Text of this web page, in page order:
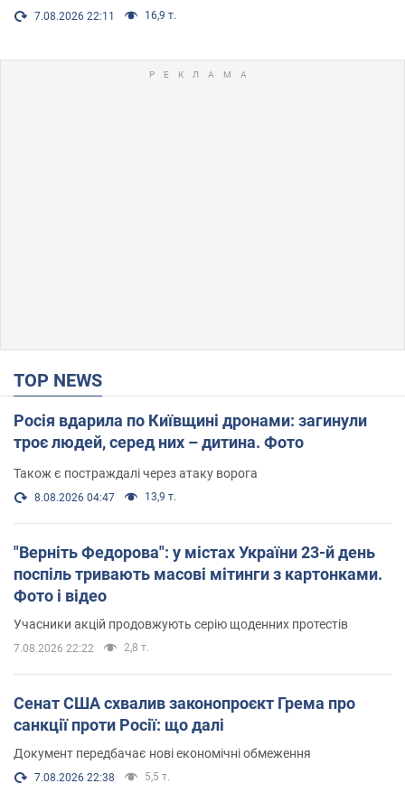
7.08.2026 22:11 16,9 т.
TOP NEWS
Росія вдарила по Київщині дронами: загинули
троє людей, серед них – дитина. Фото
Також є постраждалі через атаку ворога
8.08.2026 04:47 13,9 т.
"Верніть Федорова": у містах України 23-й день
поспіль тривають масові мітинги з картонками.
Фото і відео
Учасники акцій продовжують серію щоденних протестів
7.08.2026 22:22 2,8 т.
Сенат США схвалив законопроєкт Грема про
санкції проти Росії: що далі
Документ передбачає нові економічні обмеження
7.08.2026 22:38 5,5 т.